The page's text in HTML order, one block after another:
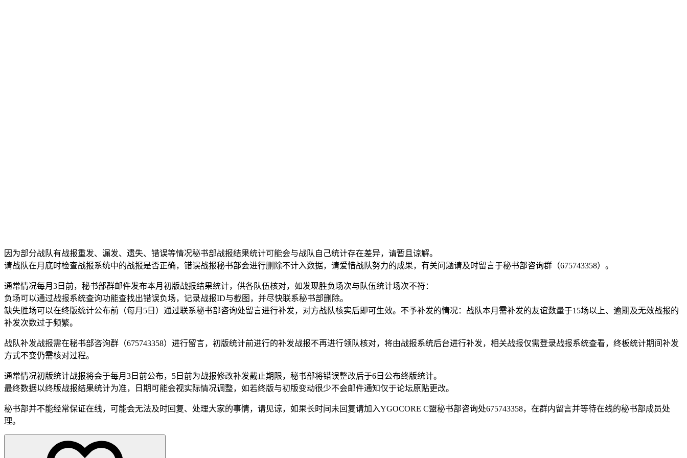
因为部分战队有战报重发、漏发、遗失、错误等情况秘书部战报结果统计可能会与战队自己统计存在差异，请暂且谅解。
请战队在月底时检查战报系统中的战报是否正确，错误战报秘书部会进行删除不计入数据，请爱惜战队努力的成果，有关问题请及时留言于秘书部咨询群（675743358）。
通常情况每月3日前，秘书部群邮件发布本月初版战报结果统计，供各队伍核对，如发现胜负场次与队伍统计场次不符：
负场可以通过战报系统查询功能查找出错误负场，记录战报ID与截图，并尽快联系秘书部删除。
缺失胜场可以在终版统计公布前（每月5日）通过联系秘书部咨询处留言进行补发，对方战队核实后即可生效。不予补发的情况：战队本月需补发的友谊数量于15场以上、逾期及无效战报的
补发次数过于频繁。
战队补发战报需在秘书部咨询群（675743358）进行留言，初版统计前进行的补发战报不再进行领队核对，将由战报系统后台进行补发，相关战报仅需登录战报系统查看，终板统计期间补发
方式不变仍需核对过程。
通常情况初版统计战报将会于每月3日前公布，5日前为战报修改补发截止期限，秘书部将错误整改后于6日公布终版统计。
最终数据以终版战报结果统计为准，日期可能会视实际情况调整，如若终版与初版变动很少不会邮件通知仅于论坛原贴更改。
秘书部并不能经常保证在线，可能会无法及时回复、处理大家的事情，请见谅，如果长时间未回复请加入YGOCORE C盟秘书部咨询处675743358，在群内留言并等待在线的秘书部成员处
理。